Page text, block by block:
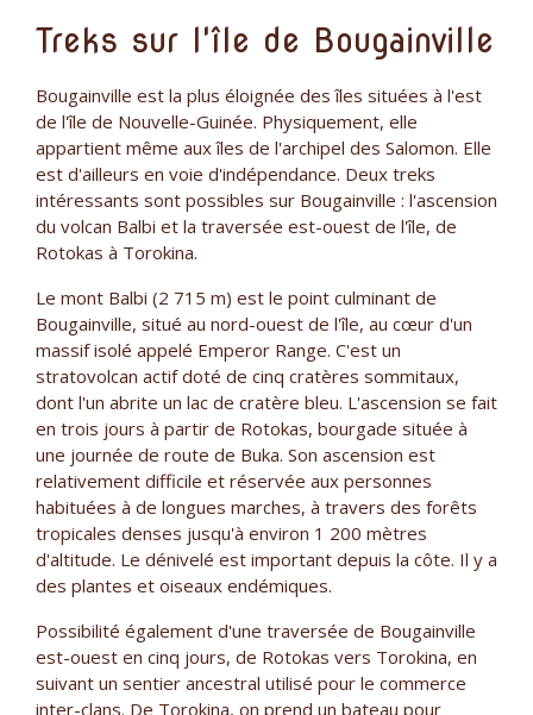
Treks sur l'île de Bougainville
Bougainville est la plus éloignée des îles situées à l'est
de l'île de Nouvelle-Guinée. Physiquement, elle
appartient même aux îles de l'archipel des Salomon. Elle
est d'ailleurs en voie d'indépendance. Deux treks
intéressants sont possibles sur Bougainville : l'ascension
du volcan Balbi et la traversée est-ouest de l'île, de
Rotokas à Torokina.
Le mont Balbi (2 715 m) est le point culminant de
Bougainville, situé au nord-ouest de l'île, au cœur d'un
massif isolé appelé Emperor Range. C'est un
stratovolcan actif doté de cinq cratères sommitaux,
dont l'un abrite un lac de cratère bleu. L'ascension se fait
en trois jours à partir de Rotokas, bourgade située à
une journée de route de Buka. Son ascension est
relativement difficile et réservée aux personnes
habituées à de longues marches, à travers des forêts
tropicales denses jusqu'à environ 1 200 mètres
d'altitude. Le dénivelé est important depuis la côte. Il y a
des plantes et oiseaux endémiques.
Possibilité également d'une traversée de Bougainville
est-ouest en cinq jours, de Rotokas vers Torokina, en
suivant un sentier ancestral utilisé pour le commerce
inter-clans. De Torokina, on prend un bateau pour